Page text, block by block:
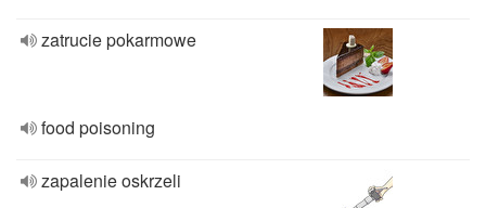
zatrucie pokarmowe
food poisoning
zapalenie oskrzeli